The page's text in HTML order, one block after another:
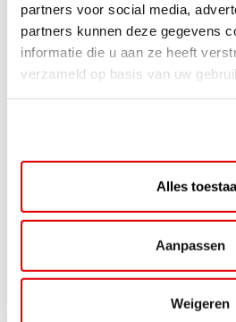
partners voor social media,
partners kunnen deze gegevens
informatie die u aan ze heeft
verzameld op basis van uw
Alles
Aanpassen
Weigeren
Lees verder